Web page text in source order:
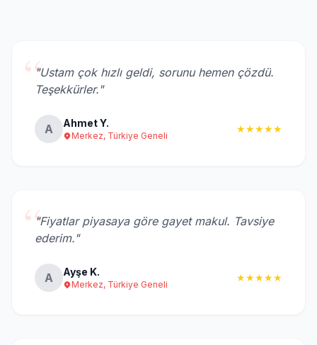
“"Ustam çok hızlı geldi, sorunu hemen çözdü.
Teşekkürler."
A Ahmet Y.
Merkez, Türkiye Geneli
★★★★★
“"Fiyatlar piyasaya göre gayet makul. Tavsiye
ederim."
A Ayşe K.
Merkez, Türkiye Geneli
★★★★★